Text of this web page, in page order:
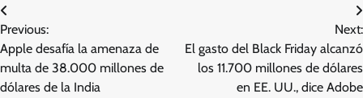
Post
navigation
Previous:
Apple desafía la amenaza de
multa de 38.000 millones de
dólares de la India
Next:
El gasto del Black Friday alcanzó
los 11.700 millones de dólares
en EE. UU., dice Adobe